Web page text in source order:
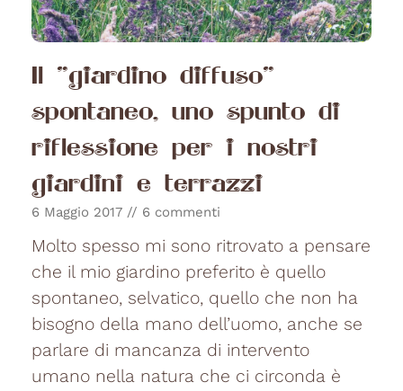
Il "giardino diffuso"
spontaneo, uno spunto di
riflessione per i nostri
giardini e terrazzi
6 Maggio 2017 6 commenti
Molto spesso mi sono ritrovato a pensare
che il mio giardino preferito è quello
spontaneo, selvatico, quello che non ha
bisogno della mano dell’uomo, anche se
parlare di mancanza di intervento
umano nella natura che ci circonda è